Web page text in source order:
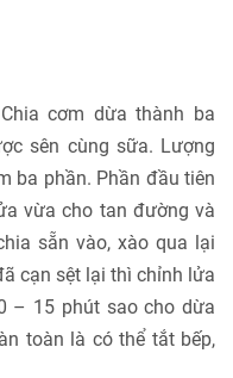
cơm dừa thành ba
sên cùng sữa. Lượng
ba phần. Phần đầu tiên
vừa cho tan đường và
sẵn vào, xào qua lại
cạn sệt lại thì chỉnh lửa
– 15 phút sao cho dừa
toàn là có thể tắt bếp,